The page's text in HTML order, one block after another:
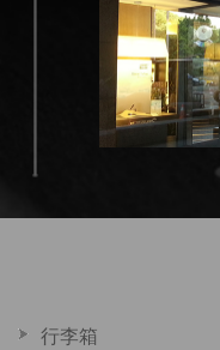
行李箱